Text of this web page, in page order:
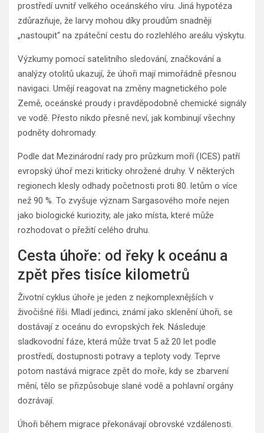
prostředí uvnitř velkého oceánského víru. Jiná hypotéza
zdůrazňuje, že larvy mohou díky proudům snadněji
„nastoupit“ na zpáteční cestu do rozlehlého areálu výskytu.
Výzkumy pomocí satelitního sledování, značkování a
analýzy otolitů ukazují, že úhoři mají mimořádně přesnou
navigaci. Umějí reagovat na změny magnetického pole
Země, oceánské proudy i pravděpodobně chemické signály
ve vodě. Přesto nikdo přesně neví, jak kombinují všechny
podněty dohromady.
Podle dat Mezinárodní rady pro průzkum moří (ICES) patří
evropský úhoř mezi kriticky ohrožené druhy. V některých
regionech klesly odhady početnosti proti 80. letům o více
než 90 %. To zvyšuje význam Sargasového moře nejen
jako biologické kuriozity, ale jako místa, které může
rozhodovat o přežití celého druhu.
Cesta úhoře: od řeky k oceánu a
zpět přes tisíce kilometrů
Životní cyklus úhoře je jeden z nejkomplexnějších v
živočišné říši. Mladí jedinci, známí jako sklenění úhoři, se
dostávají z oceánu do evropských řek. Následuje
sladkovodní fáze, která může trvat 5 až 20 let podle
prostředí, dostupnosti potravy a teploty vody. Teprve
potom nastává migrace zpět do moře, kdy se zbarvení
mění, tělo se přizpůsobuje slané vodě a pohlavní orgány
dozrávají.
Úhoři během migrace překonávají obrovské vzdálenosti.